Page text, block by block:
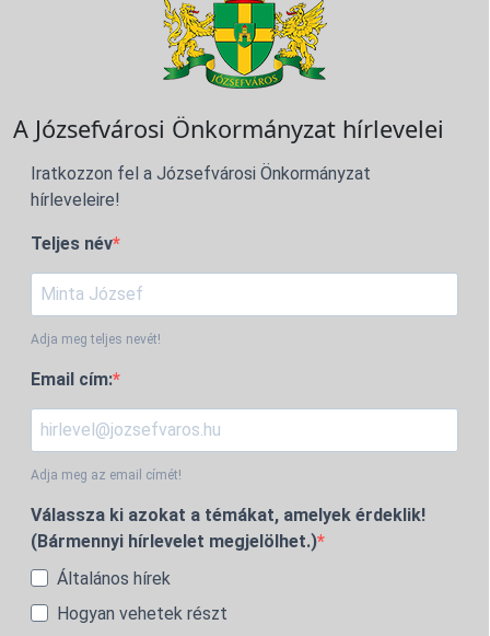
A Józsefvárosi Önkormányzat hírlevelei
Iratkozzon fel a Józsefvárosi Önkormányzat
hírleveleire!
Teljes név
Adja meg teljes nevét!
Email cím:
Adja meg az email címét!
Válassza ki azokat a témákat, amelyek érdeklik!
(Bármennyi hírlevelet megjelölhet.)
Általános hírek
Hogyan vehetek részt